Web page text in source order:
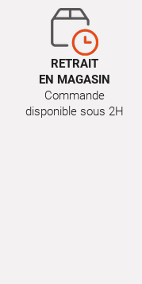
RETRAIT
EN MAGASIN
Commande
disponible sous 2H